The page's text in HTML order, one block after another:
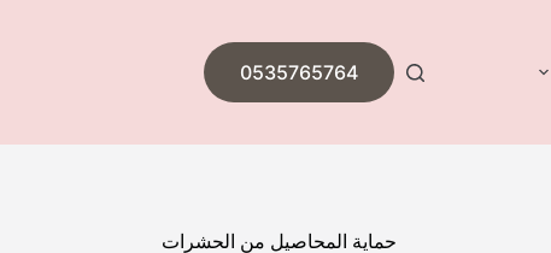
0535765764
حماية المحاصيل من الحشرات